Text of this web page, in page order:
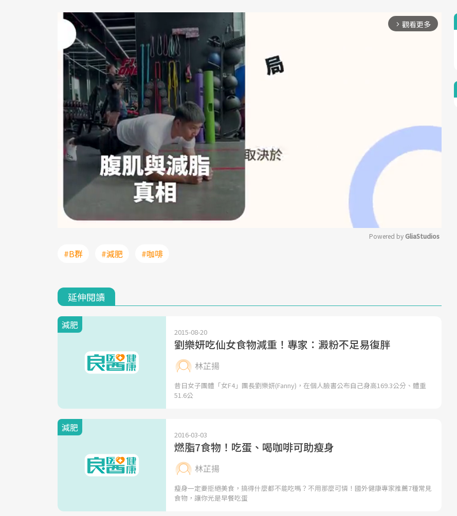
arrow_forward_ios 觀看更多
Powered by GliaStudios
#B群 #減肥 #咖啡
延伸閱讀
減肥
2015-08-20
劉樂妍吃仙女食物減重！專家：澱粉不足易復胖
林芷揚
昔日女子團體「女F4」團長劉樂妍(Fanny)，在個人臉書公布自己身高169.3公分、體重
51.6公
減肥
2016-03-03
燃脂7食物！吃蛋、喝咖啡可助瘦身
林芷揚
瘦身一定要拒絕美食，搞得什麼都不能吃嗎？不用那麼可憐！國外健康專家推薦7種常見
食物，讓你光是早餐吃蛋